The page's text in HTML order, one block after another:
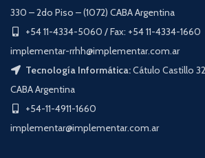
330 – 2do Piso – (1072) CABA Argentina
+54 11-4334-5060 / Fax: +54 11-4334-1660
implementar-rrhh@implementar.com.ar
Tecnología Informática:Cátulo Castillo
CABA Argentina
+54-11-4911-1660
implementar@implementar.com.ar